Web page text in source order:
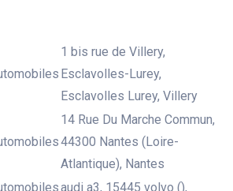
1 bis rue de Villery,
Esclavolles-Lurey,
Esclavolles Lurey, Villery
14 Rue Du Marche Commun,
44300 Nantes (Loire-
Atlantique), Nantes
audi a3, 15445 volvo (),